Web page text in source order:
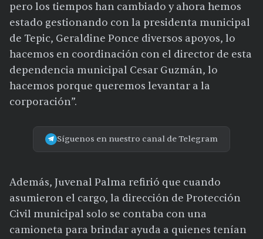
pero los tiempos han cambiado y ahora hemos
estado gestionando con la presidenta municipal
de Tepic, Geraldine Ponce diversos apoyos, lo
hacemos en coordinación con el director de esta
dependencia municipal Cesar Guzmán, lo
hacemos porque queremos levantar a la
corporación”.
Síguenos en nuestro canal de Telegram
Además, Juvenal Palma refirió que cuando
asumieron el cargo, la dirección de Protección
Civil municipal solo se contaba con una
camioneta para brindar ayuda a quienes tenían